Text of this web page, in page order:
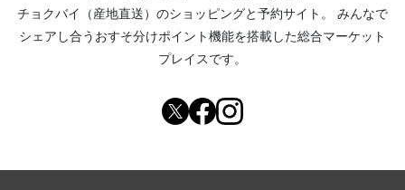
チョクバイ（産地直送） のショッピングと予約サイト。
みんなで
シェアし合う おすそ分けポイント機能を搭載した総合マーケット
プレイスです。